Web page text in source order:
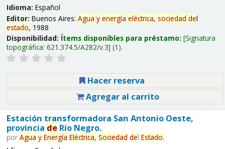
Idioma: Español
Editor: Buenos Aires: Agua y energía eléctrica, sociedad del
estado, 1988
Disponibilidad: Ítems disponibles para préstamo: Signatura
topográfica: 621.374.5/A282/v.3 (1).
Hacer reserva
Agregar al carrito
Estación transformadora San Antonio Oeste,
provincia deRío Negro.
por Agua y Energía Eléctrica, Sociedad del Estado.